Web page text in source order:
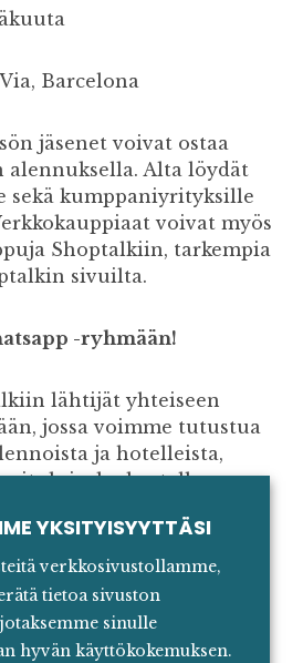
Barcelona
jäsenet voivat ostaa
Alta löydät
sekä kumppaniyrityksille
voivat myös
Shoptalkiin, tarkempia
sivuilta.
-ryhmään!
lähtijät yhteiseen
jossa voimme tutustua
ja hotelleista,
keskustella
teemoista, tai vaikka
lasillisilla. Ryhmä on
mutta
kumppanit pääsevät
kautta.
YKSITYISYYTTÄSI
verkkosivustollamme,
tietoa sivuston
sinulle
hyvän käyttökokemuksen.